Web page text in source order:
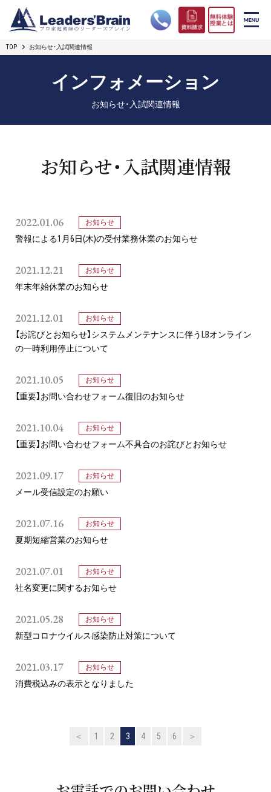
リーダーズブレインの強み
コース案内
短期フリープラン
プロ家庭教師の英検®対策
費用について
お申込みの流れ
よくある質問
インフォメーション
免責事項・著作権等
受付:9:30～21:30(定休:日曜・祝日)
TOP お知らせ・入試関連情報
インフォメーション
お知らせ・入試関連情報
お知らせ・入試関連情報
2022.01.06 お知らせ
警報による1月6日(木)の受付業務休業のお知らせ
2021.12.21 お知らせ
年末年始休業のお知らせ
2021.12.01 お知らせ
【お詫びとお知らせ】システムメンテナンスに伴うLBオンライン
の一時利用停止について
2021.10.05 お知らせ
【重要】お問い合わせフォーム復旧のお知らせ
2021.10.04 お知らせ
【重要】お問い合わせフォーム不具合のお詫びとお知らせ
2021.09.17 お知らせ
メール受信設定のお願い
2021.07.16 お知らせ
夏期短縮営業のお知らせ
2021.07.01 お知らせ
社名変更に関するお知らせ
2021.05.28 お知らせ
新型コロナウイルス感染防止対策について
2021.03.17 お知らせ
消費税込みの表示となりました
＜ 1 2 3 4 5 6 ＞